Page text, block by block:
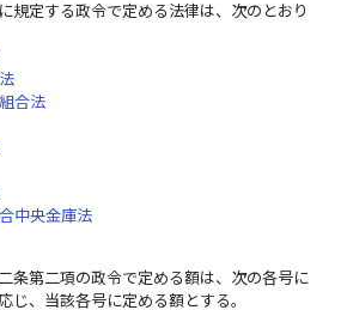
規定する政令で定める法律は、次のとおり
合法
中央金庫法
条第二項の政令で定める額は、次の各号に
じ、当該各号に定める額とする。